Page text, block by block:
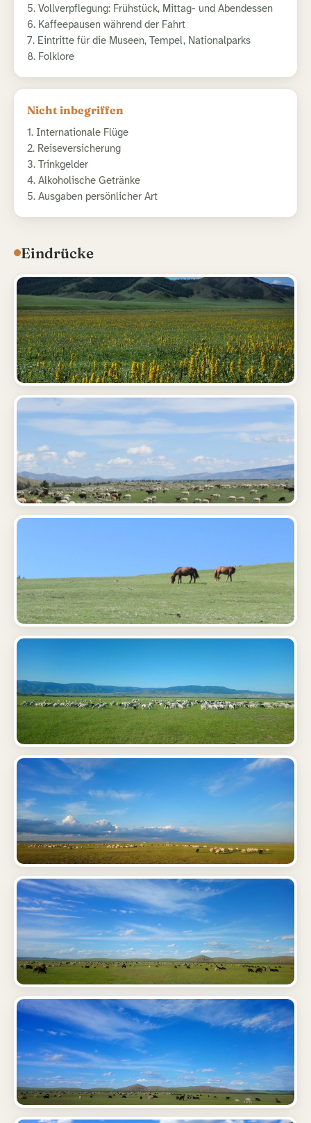
5. Vollverpflegung: Frühstück, Mittag- und Abendessen
6. Kaffeepausen während der Fahrt
7. Eintritte für die Museen, Tempel, Nationalparks
8. Folklore
Nicht inbegriffen
1. Internationale Flüge
2. Reiseversicherung
3. Trinkgelder
4. Alkoholische Getränke
5. Ausgaben persönlicher Art
Eindrücke